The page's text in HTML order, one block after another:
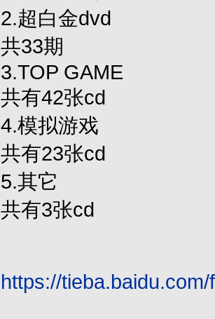
2.超白金dvd
共33期
3.TOP GAME
共有42张cd
4.模拟游戏
共有23张cd
5.其它
共有3张cd
https://